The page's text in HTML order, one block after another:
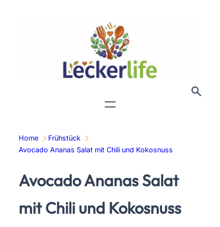
Home
Frühstück
Avocado Ananas Salat mit Chili und Kokosnuss
Avocado Ananas Salat
mit Chili und Kokosnuss